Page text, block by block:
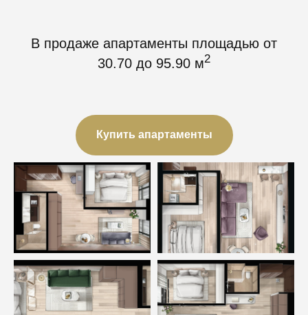
В продаже апартаменты площадью от
30.70 до 95.90 м2
Купить апартаменты